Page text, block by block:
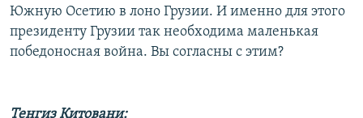
Южную Осетию в лоно Грузии. И именно для этого
президенту Грузии так необходима маленькая
победоносная война. Вы согласны с этим?
Тенгиз Китовани: